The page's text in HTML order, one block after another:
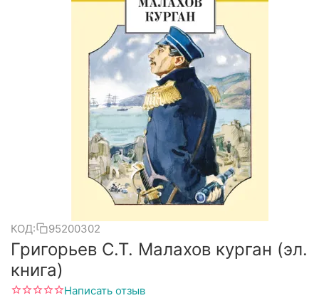
КОД: 95200302
Григорьев С.Т. Малахов курган (эл.
книга)
Написать отзыв